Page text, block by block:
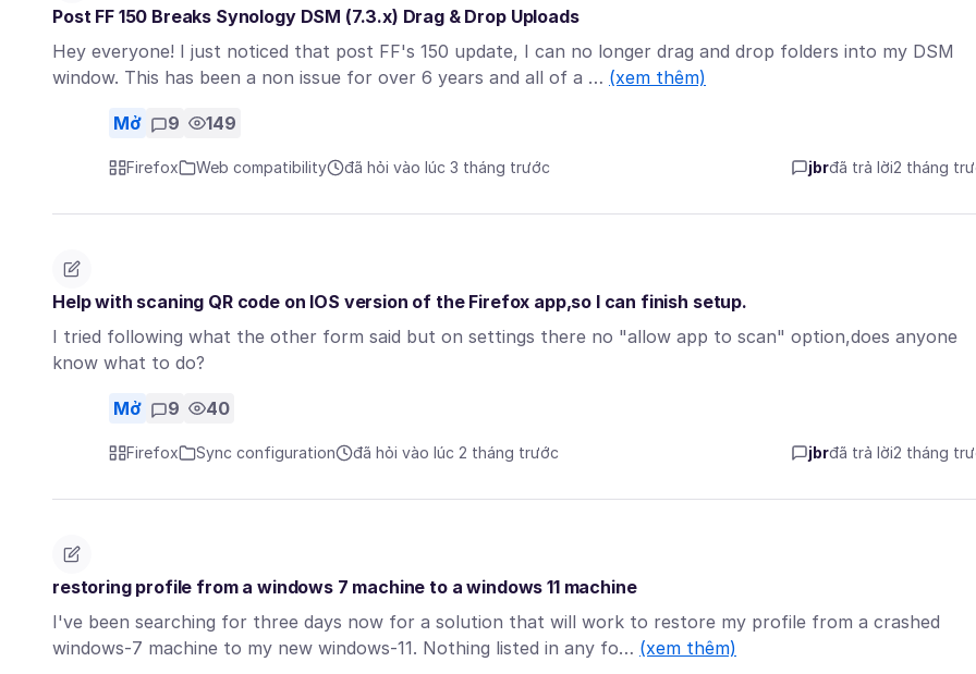
Post FF 150 Breaks Synology DSM (7.3.x) Drag & Drop Uploads
Hey everyone! I just noticed that post FF's 150 update, I can no longer drag and drop folders into my DSM
window. This has been a non issue for over 6 years and all of a … (xem thêm)
Mở 9 149
Firefox Web compatibility đã hỏi vào lúc 3 tháng trước jbrđã trả lời2 tháng
Help with scaning QR code on IOS version of the Firefox app,so I can finish setup.
I tried following what the other form said but on settings there no "allow app to scan" option,does anyone
know what to do?
Mở 9 40
Firefox Sync configuration đã hỏi vào lúc 2 tháng trước jbrđã trả lời2 tháng
restoring profile from a windows 7 machine to a windows 11 machine
I've been searching for three days now for a solution that will work to restore my profile from a crashed
windows-7 machine to my new windows-11. Nothing listed in any fo… (xem thêm)